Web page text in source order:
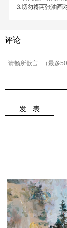
评论
发 表